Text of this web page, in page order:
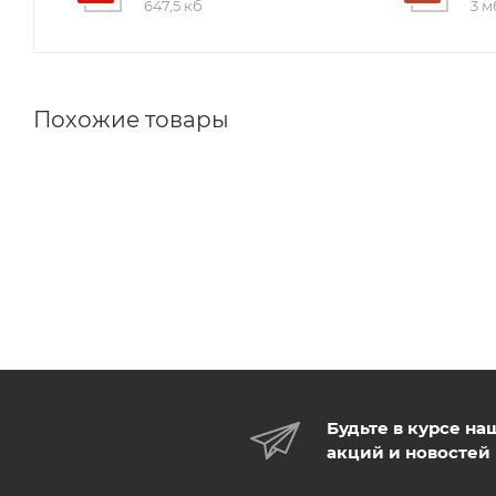
647,5 кб 3
Похожие товары
Будьте в курсе
акций и новостей